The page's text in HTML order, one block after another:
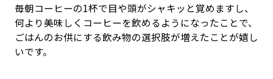
毎朝コーヒーの1杯で目や頭がシャキッと覚めますし、
何より美味しくコーヒーを飲めるようになったことで、
ごはんのお供にする飲み物の選択肢が増えたことが嬉し
いです。